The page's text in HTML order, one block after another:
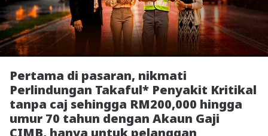
Pertama di pasaran, nikmati
Perlindungan Takaful* Penyakit Kritikal
tanpa caj sehingga RM200,000 hingga
umur 70 tahun dengan Akaun Gaji
CIMB, hanya untuk pelanggan